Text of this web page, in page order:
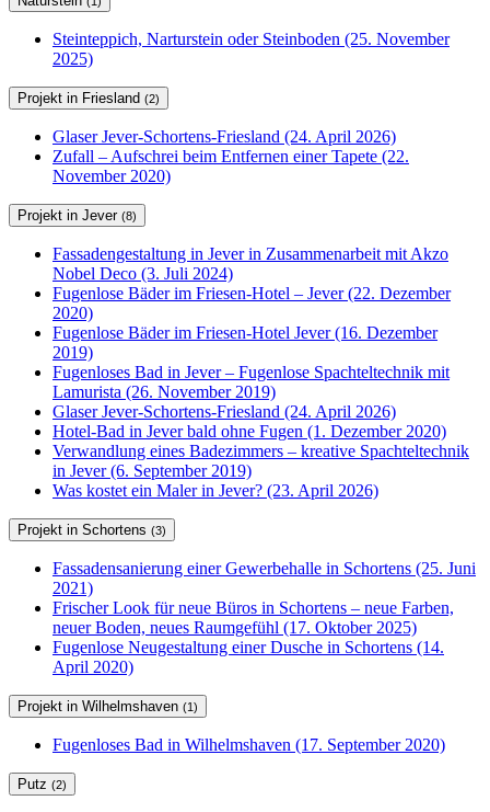
Steinteppich, Narturstein oder Steinboden (25. November
2025)
Projekt in Friesland (2)
Glaser Jever-Schortens-Friesland (24. April 2026)
Zufall – Aufschrei beim Entfernen einer Tapete (22.
November 2020)
Projekt in Jever (8)
Fassadengestaltung in Jever in Zusammenarbeit mit Akzo
Nobel Deco (3. Juli 2024)
Fugenlose Bäder im Friesen-Hotel – Jever (22. Dezember
2020)
Fugenlose Bäder im Friesen-Hotel Jever (16. Dezember
2019)
Fugenloses Bad in Jever – Fugenlose Spachteltechnik mit
Lamurista (26. November 2019)
Glaser Jever-Schortens-Friesland (24. April 2026)
Hotel-Bad in Jever bald ohne Fugen (1. Dezember 2020)
Verwandlung eines Badezimmers – kreative Spachteltechnik
in Jever (6. September 2019)
Was kostet ein Maler in Jever? (23. April 2026)
Projekt in Schortens (3)
Fassadensanierung einer Gewerbehalle in Schortens (25. Juni
2021)
Frischer Look für neue Büros in Schortens – neue Farben,
neuer Boden, neues Raumgefühl (17. Oktober 2025)
Fugenlose Neugestaltung einer Dusche in Schortens (14.
April 2020)
Projekt in Wilhelmshaven (1)
Fugenloses Bad in Wilhelmshaven (17. September 2020)
Putz (2)